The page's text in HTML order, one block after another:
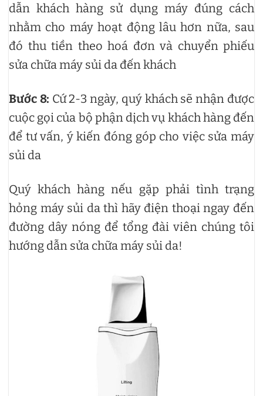
dẫn khách hàng sử dụng máy đúng cách
nhằm cho máy hoạt động lâu hơn nữa, sau
đó thu tiền theo hoá đơn và chuyển phiếu
sửa chữa máy sủi da đến khách
Bước 8: Cứ 2-3 ngày, quý khách sẽ nhận được
cuộc gọi của bộ phận dịch vụ khách hàng đến
để tư vấn, ý kiến đóng góp cho việc sửa máy
sủi da
Quý khách hàng nếu gặp phải tình trạng
hỏng máy sủi da thì hãy điện thoại ngay đến
đường dây nóng để tổng đài viên chúng tôi
hướng dẫn sửa chữa máy sủi da!